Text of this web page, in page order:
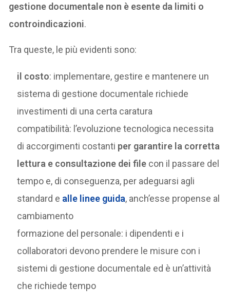
gestione documentale non è esente da limiti o
controindicazioni.
Tra queste, le più evidenti sono:
il costo: implementare, gestire e mantenere un
sistema di gestione documentale richiede
investimenti di una certa caratura
compatibilità: l’evoluzione tecnologica necessita
di accorgimenti costanti per garantire la corretta
lettura e consultazione dei file con il passare del
tempo e, di conseguenza, per adeguarsi agli
standard e alle linee guida, anch’esse propense al
cambiamento
formazione del personale: i dipendenti e i
collaboratori devono prendere le misure con i
sistemi di gestione documentale ed è un’attività
che richiede tempo